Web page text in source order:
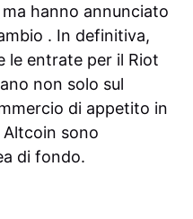
hanno annunciato
. In definitiva,
le entrate per il Riot
non solo sul
di appetito in
Altcoin sono
di fondo.